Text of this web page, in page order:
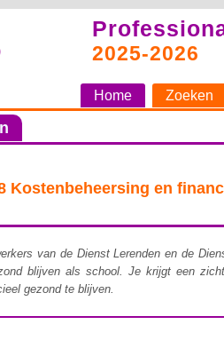
2025-2026
Home Zoeken
Kostenbeheersing en
van de Dienst Lerenden en de
blijven als school. Je krijgt een
gezond te blijven.